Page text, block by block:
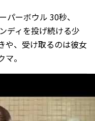
ーボウル 30秒、
ディを投げ続ける少
や、受け取るのは彼女
。